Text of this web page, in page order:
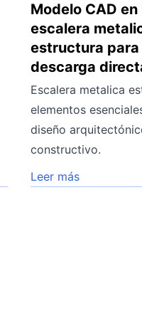
Modelo CAD en
escalera
estructura para
descarga
Escalera metalica
elementos
diseño
constructivo.
Leer más